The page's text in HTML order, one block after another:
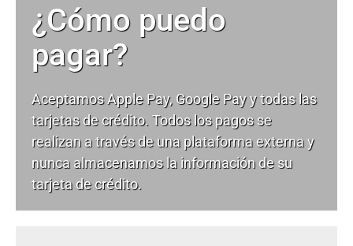
¿Cómo puedo
pagar?
Aceptamos Apple Pay, Google Pay y todas las
tarjetas de crédito. Todos los pagos se
realizan a través de una plataforma externa y
nunca almacenamos la información de su
tarjeta de crédito.